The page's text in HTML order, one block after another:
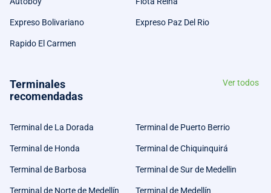
Expreso Bolivariano Expreso Paz Del Rio
Rapido El Carmen
Terminales
recomendadas
Ver todos
Terminal de La Dorada Terminal de Puerto Berrio
Terminal de Honda Terminal de Chiquinquirá
Terminal de Barbosa Terminal de Sur de Medellin
Terminal de Norte de Medellín Terminal de Medellín